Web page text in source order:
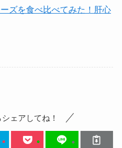
ズを食べ比べてみた！肝心
ェアしてね！